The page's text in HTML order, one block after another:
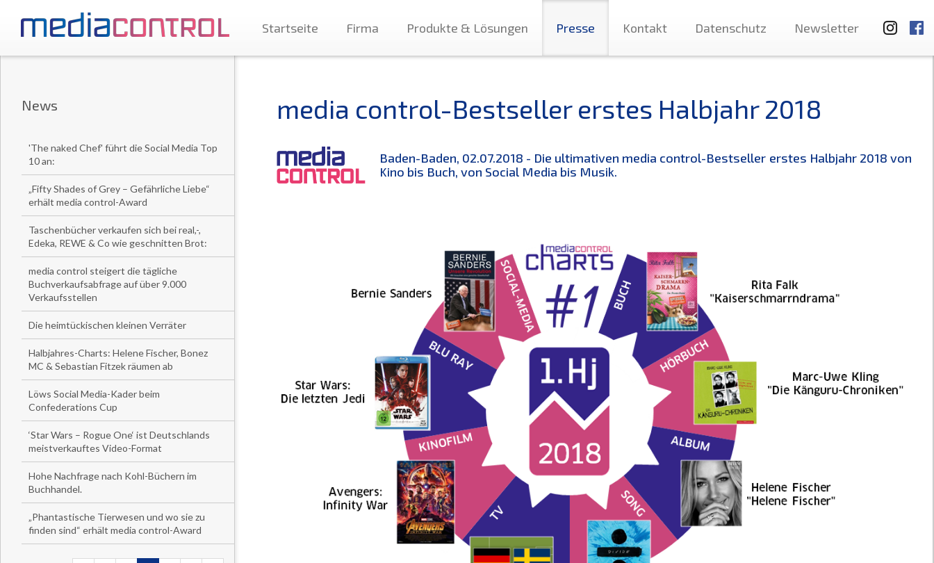
Startseite Firma Produkte & Lösungen Presse Kontakt Datenschutz Newsletter
News
'The naked Chef' führt die Social Media Top
10 an:
„Fifty Shades of Grey – Gefährliche Liebe“
erhält media control-Award
Taschenbücher verkaufen sich bei real,-,
Edeka, REWE & Co wie geschnitten Brot:
media control steigert die tägliche
Buchverkaufsabfrage auf über 9.000
Verkaufsstellen
Die heimtückischen kleinen Verräter
Halbjahres-Charts: Helene Fischer, Bonez
MC & Sebastian Fitzek räumen ab
Löws Social Media-Kader beim
Confederations Cup
‘Star Wars – Rogue One‘ ist Deutschlands
meistverkauftes Video-Format
Hohe Nachfrage nach Kohl-Büchern im
Buchhandel.
„Phantastische Tierwesen und wo sie zu
finden sind“ erhält media control-Award
media control-Bestseller erstes Halbjahr 2018
Baden-Baden, 02.07.2018 - Die ultimativen media control-Bestseller erstes Halbjahr 2018 von
Kino bis Buch, von Social Media bis Musik.